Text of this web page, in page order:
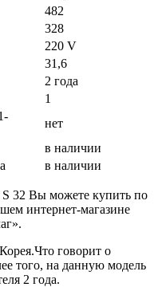
482
328
220 V
31,6
2 года
1
нет
в наличии
в наличии
32 Вы можете купить по
интернет-магазине
говорит о
того, на данную модель
2 года.